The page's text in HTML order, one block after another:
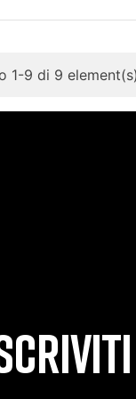
1-9 di 9 element(s)